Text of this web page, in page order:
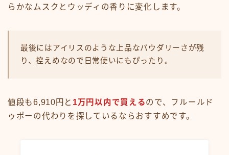
らかなムスクとウッディの香りに変化します。
最後にはアイリスのような上品なパウダリーさが残
り、控えめなので日常使いにもぴったり。
値段も6,910円と 1万円以内で買えるので、フルールド
ゥポーの代わりを探しているならおすすめです。